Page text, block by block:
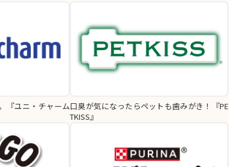
『ユニ・チャーム口臭が気になったらペットも歯みがき！『PE
TKISS』